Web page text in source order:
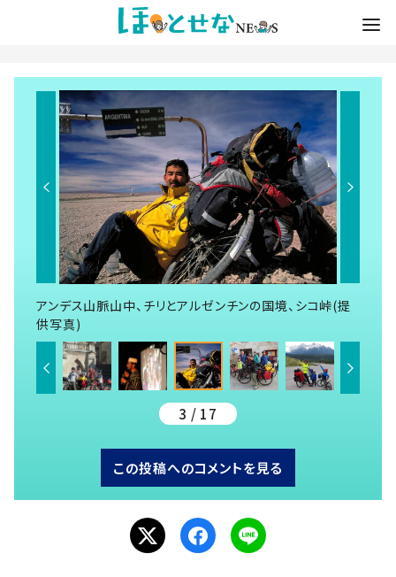
アンデス山脈山中、チリとアルゼンチンの国境、シコ峠(提
供写真)
3 / 17
この投稿へのコメントを見る